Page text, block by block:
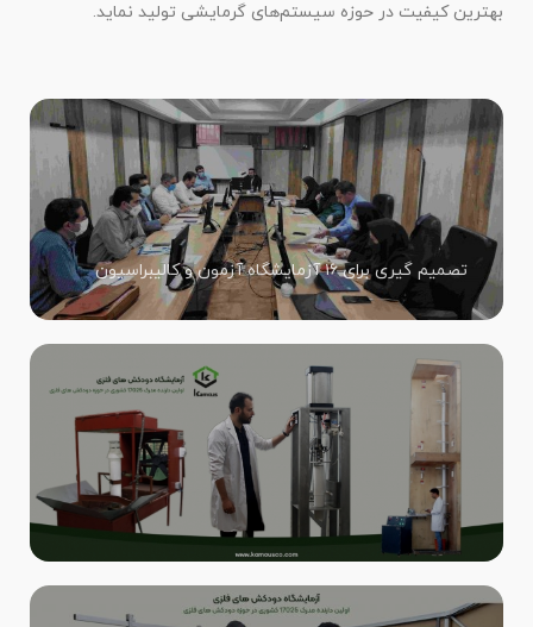
بهترین کیفیت در حوزه سیستم‌های گرمایشی تولید نماید.
تصمیم گیری برای ۱۶ آزمایشگاه آزمون و کالیبراسیون